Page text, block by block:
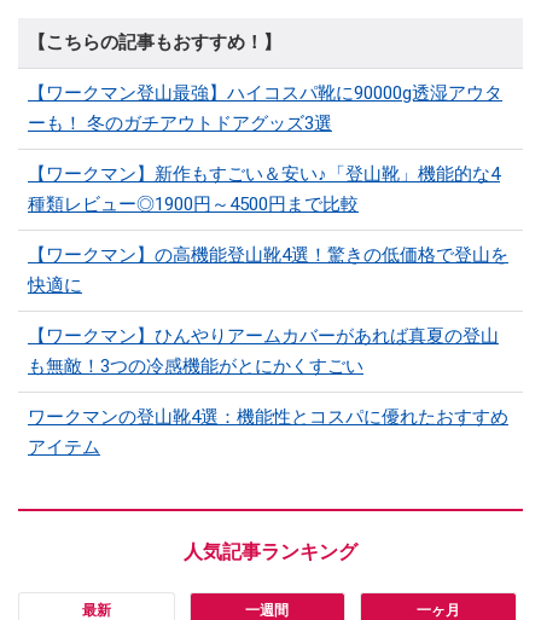
【こちらの記事もおすすめ！】
【ワークマン登山最強】ハイコスパ靴に90000g透湿アウタ
ーも！ 冬のガチアウトドアグッズ3選
【ワークマン】新作もすごい＆安い♪「登山靴」機能的な4
種類レビュー◎1900円～4500円まで比較
【ワークマン】の高機能登山靴4選！驚きの低価格で登山を
快適に
【ワークマン】ひんやりアームカバーがあれば真夏の登山
も無敵！3つの冷感機能がとにかくすごい
ワークマンの登山靴4選：機能性とコスパに優れたおすすめ
アイテム
最新 一週間 一ヶ月